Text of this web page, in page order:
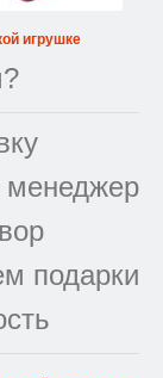
игрушке
менеджер
подарки